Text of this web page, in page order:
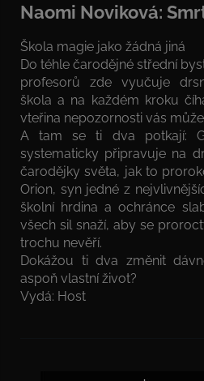
Naomi Noviková:
Škola magie jako žádná jiná
Do téhle čarodějné střední
profesorů zde vyučuje
škola a na každém kroku
vteřina nepozornosti vás
A tam se ti dva potkají:
systematicky připravuje na
čarodějky světa, jak to
Orion, syn jedné z
školní hrdina a ochránce
všech sil snaží, aby se
trochu nevěří.
Dokážou ti dva změnit
aspoň vlastní život?
Vydá: Host